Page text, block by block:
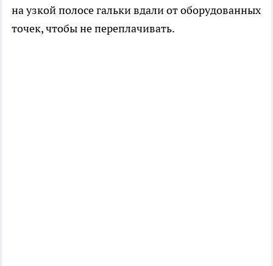
на узкой полосе гальки вдали от оборудованных
точек, чтобы не переплачивать.